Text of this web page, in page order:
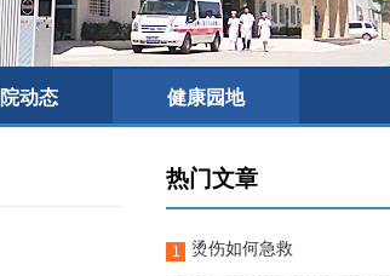
动态 健康园地
热门文章
1 烫伤如何急救